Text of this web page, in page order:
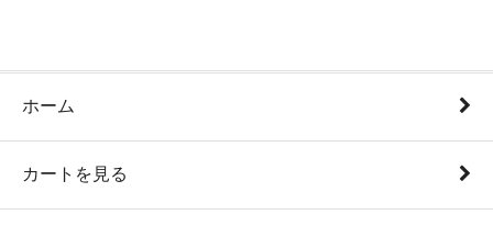
ホーム
カートを見る